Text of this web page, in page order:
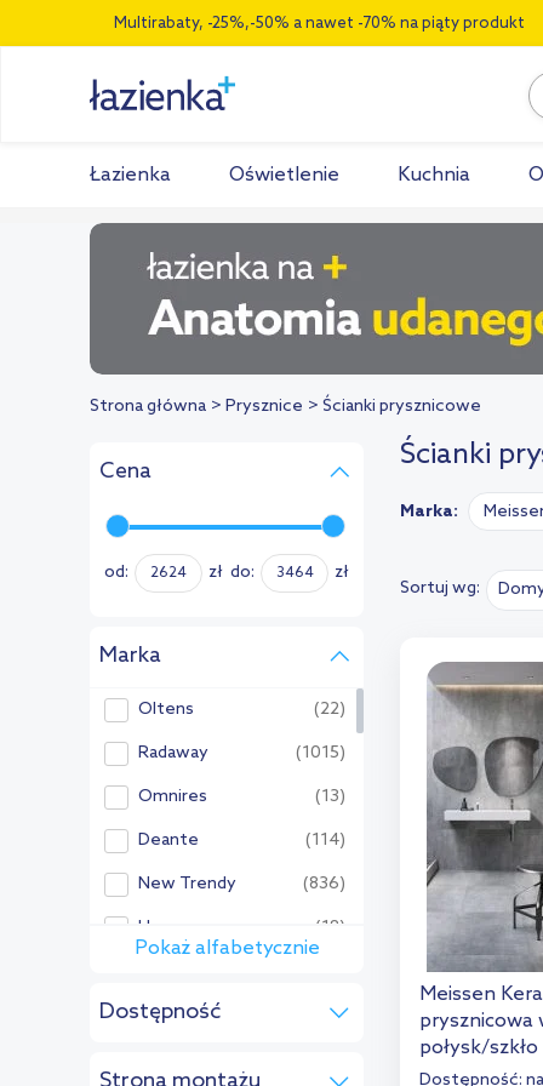
Multirabaty, -25%,-50% a nawet -70% na piąty produkt
Łazienka Oświetlenie Kuchnia
Strona główna Prysznice Ścianki prysznicowe
Cena
od: zł do: zł
Marka
Oltens (22)
Radaway (1015)
Omnires (13)
Deante (114)
New Trendy (836)
Hagser (18)
Actima (3)
Pokaż alfabetycznie
Dostępność
Strona montażu
Ścianki
Marka:
Sortuj wg:
Meissen
prysznicowa
połysk/
001
Dostępność: